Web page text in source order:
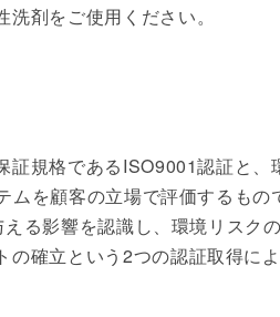
剤をご使用ください。
規格であるISO9001認証と
を顧客の立場で評価するも
る影響を認識し、環境リスク
確立という2つの認証取得に